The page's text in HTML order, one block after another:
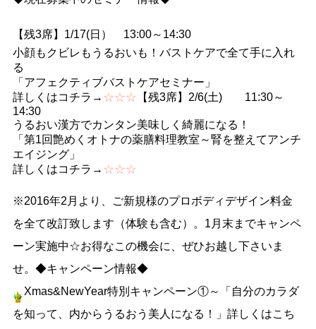
【残3席】1/17(日） 13:00～14:30
小顔もクビレもうるおいも！バストケアで全て手に入れ
る
「アフェクティブバストケアセミナー」
詳しくはコチラ→ ☆☆☆ 【残3席】2/6(土) 11:30～
14:30
うるおい漢方でカンタン美味しく綺麗になる！
「第1回艶めくオトナの薬膳料理教室～腎を整えてアンチ
エイジング」
詳しくはコチラ→ ☆☆☆
※2016年2月より、ご新規様のプロボディデザイン料金
を全て改訂致します（体験も含む）。1月末までキャンペ
ーン実施中☆お得なこの機会に、ぜひお越し下さいま
せ。◆キャンペーン情報◆
Xmas&NewYear特別キャンペーン①～「自分のカラダ
を知って、内からうるおう美人になる！」詳しくはこち